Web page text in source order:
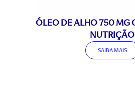
ÓLEO DE ALHO 750 MG
NUTRIÇÃO
SAIBA MAIS